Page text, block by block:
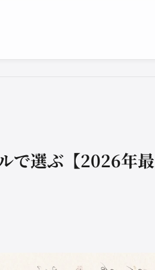
で選ぶ【2026年最